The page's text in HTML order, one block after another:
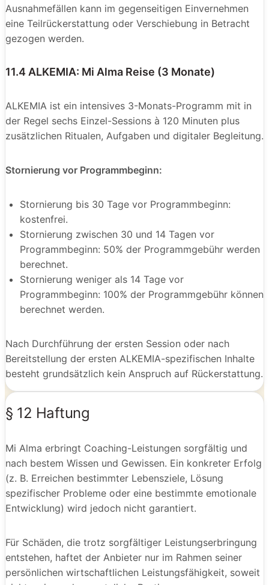
Ausnahmefällen kann im gegenseitigen Einvernehmen
eine Teilrückerstattung oder Verschiebung in Betracht
gezogen werden.
11.4 ALKEMIA: Mi Alma Reise (3 Monate)
ALKEMIA ist ein intensives 3-Monats-Programm mit in
der Regel sechs Einzel-Sessions à 120 Minuten plus
zusätzlichen Ritualen, Aufgaben und digitaler Begleitung.
Stornierung vor Programmbeginn:
Stornierung bis 30 Tage vor Programmbeginn:
kostenfrei.
Stornierung zwischen 30 und 14 Tagen vor
Programmbeginn: 50% der Programmgebühr werden
berechnet.
Stornierung weniger als 14 Tage vor
Programmbeginn: 100% der Programmgebühr können
berechnet werden.
Nach Durchführung der ersten Session oder nach
Bereitstellung der ersten ALKEMIA-spezifischen Inhalte
besteht grundsätzlich kein Anspruch auf Rückerstattung.
§ 12 Haftung
Mi Alma erbringt Coaching-Leistungen sorgfältig und
nach bestem Wissen und Gewissen. Ein konkreter Erfolg
(z. B. Erreichen bestimmter Lebensziele, Lösung
spezifischer Probleme oder eine bestimmte emotionale
Entwicklung) wird jedoch nicht garantiert.
Für Schäden, die trotz sorgfältiger Leistungserbringung
entstehen, haftet der Anbieter nur im Rahmen seiner
persönlichen wirtschaftlichen Leistungsfähigkeit, soweit